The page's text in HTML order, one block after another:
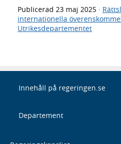
Publicerad 23 maj 2025 ·
internationella
Utrikesdepartementet
Innehåll på regeringen.se
Departement